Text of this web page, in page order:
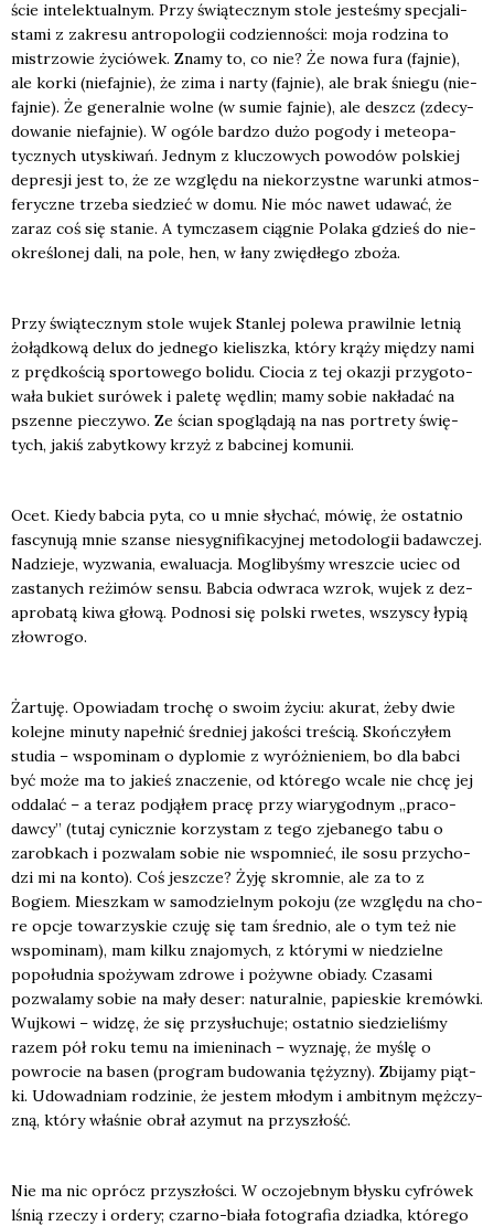
ście inte­lek­tu­al­nym. Przy świą­tecz­nym sto­le jeste­śmy spe­cja­li­
sta­mi z zakre­su antro­po­lo­gii codzien­no­ści: moja rodzi­na to
mistrzo­wie życió­wek. Zna­my to, co nie? Że nowa fura (faj­nie),
ale kor­ki (nie­faj­nie), że zima i nar­ty (faj­nie), ale brak śnie­gu (nie­
faj­nie). Że gene­ral­nie wol­ne (w sumie faj­nie), ale deszcz (zde­cy­
do­wa­nie nie­faj­nie). W ogó­le bar­dzo dużo pogo­dy i mete­opa­
tycz­nych uty­ski­wań. Jed­nym z klu­czo­wych powo­dów pol­skiej
depre­sji jest to, że ze wzglę­du na nie­ko­rzyst­ne warun­ki atmos­
fe­rycz­ne trze­ba sie­dzieć w domu. Nie móc nawet uda­wać, że
zaraz coś się sta­nie. A tym­cza­sem cią­gnie Pola­ka gdzieś do nie­
okre­ślo­nej dali, na pole, hen, w łany zwię­dłe­go zbo­ża.
Przy świą­tecz­nym sto­le wujek Stan­lej pole­wa pra­wil­nie let­nią
żołąd­ko­wą delux do jed­ne­go kie­lisz­ka, któ­ry krą­ży mię­dzy nami
z pręd­ko­ścią spor­to­we­go boli­du. Cio­cia z tej oka­zji przy­go­to­
wa­ła bukiet suró­wek i pale­tę wędlin; mamy sobie nakła­dać na
pszen­ne pie­czy­wo. Ze ścian spo­glą­da­ją na nas por­tre­ty świę­
tych, jakiś zabyt­ko­wy krzyż z bab­ci­nej komu­nii.
Ocet. Kie­dy bab­cia pyta, co u mnie sły­chać, mówię, że ostat­nio
fascy­nu­ją mnie szan­se nie­sy­gni­fi­ka­cyj­nej meto­do­lo­gii badaw­czej.
Nadzie­je, wyzwa­nia, ewa­lu­acja. Mogli­by­śmy wresz­cie uciec od
zasta­nych reżi­mów sen­su. Bab­cia odwra­ca wzrok, wujek z dez­
apro­ba­tą kiwa gło­wą. Pod­no­si się pol­ski rwe­tes, wszy­scy łypią
zło­wro­go.
Żar­tu­ję. Opo­wia­dam tro­chę o swo­im życiu: aku­rat, żeby dwie
kolej­ne minu­ty napeł­nić śred­niej jako­ści tre­ścią. Skoń­czy­łem
stu­dia – wspo­mi­nam o dyplo­mie z wyróż­nie­niem, bo dla bab­ci
być może ma to jakieś zna­cze­nie, od któ­re­go wca­le nie chcę jej
odda­lać – a teraz pod­ją­łem pra­cę przy wia­ry­god­nym „pra­co­
daw­cy” (tutaj cynicz­nie korzy­stam z tego zje­ba­ne­go tabu o
zarob­kach i pozwa­lam sobie nie wspo­mnieć, ile sosu przy­cho­
dzi mi na kon­to). Coś jesz­cze? Żyję skrom­nie, ale za to z
Bogiem. Miesz­kam w samo­dziel­nym poko­ju (ze wzglę­du na cho­
re opcje towa­rzy­skie czu­ję się tam śred­nio, ale o tym też nie
wspo­mi­nam), mam kil­ku zna­jo­mych, z któ­ry­mi w nie­dziel­ne
popo­łu­dnia spo­ży­wam zdro­we i pożyw­ne obia­dy. Cza­sa­mi
pozwa­la­my sobie na mały deser: natu­ral­nie, papie­skie kre­mów­ki.
Wuj­ko­wi – widzę, że się przy­słu­chu­je; ostat­nio sie­dzie­li­śmy
razem pół roku temu na imie­ni­nach – wyzna­ję, że myślę o
powro­cie na basen (pro­gram budo­wa­nia tęży­zny). Zbi­ja­my piąt­
ki. Udo­wad­niam rodzi­nie, że jestem mło­dym i ambit­nym męż­czy­
zną, któ­ry wła­śnie obrał azy­mut na przy­szłość.
Nie ma nic oprócz przy­szło­ści. W oczo­jeb­nym bły­sku cyfró­wek
lśnią rze­czy i orde­ry; czar­no-bia­ła foto­gra­fia dziad­ka, któ­re­go